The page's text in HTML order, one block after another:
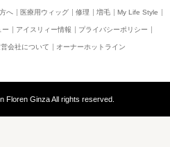
へ 医療用ウィッグ 修理 増毛 My Life Style
ー アイスリィー情報 プライバシーポリシー
会社について オーナーホットライン
Floren GinzaAll rights reserved.